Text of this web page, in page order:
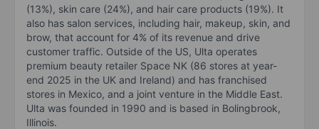
(13%), skin care (24%), and hair care products (19%). It
also has salon services, including hair, makeup, skin, and
brow, that account for 4% of its revenue and drive
customer traffic. Outside of the US, Ulta operates
premium beauty retailer Space NK (86 stores at year-
end 2025 in the UK and Ireland) and has franchised
stores in Mexico, and a joint venture in the Middle East.
Ulta was founded in 1990 and is based in Bolingbrook,
Illinois.